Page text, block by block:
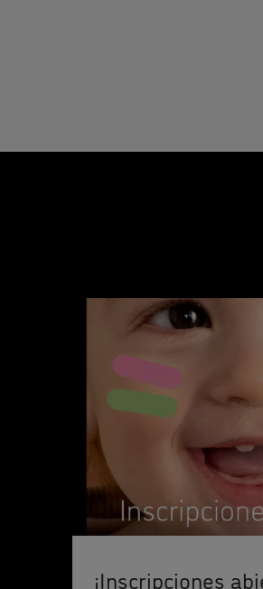
¡Inscripciones